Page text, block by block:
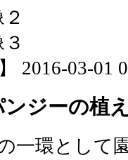
2016-03-01
ジーの植
一環として